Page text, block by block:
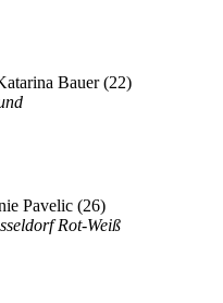
Bauer (22)
Pavelic (26)
Rot-Weiß